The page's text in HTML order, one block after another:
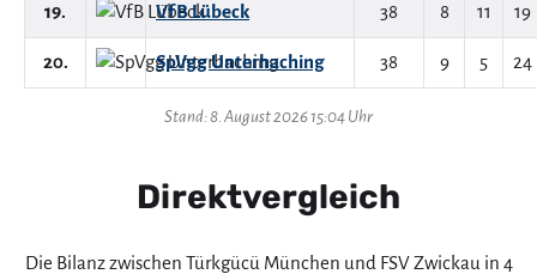
19. VfB Lübeck 38 8 11 19
20. SpVgg Unterhaching 38 9 5 24
Stand: 8. August 2026 15:04 Uhr
Direktvergleich
Die Bilanz zwischen Türkgücü München und FSV Zwickau in 4